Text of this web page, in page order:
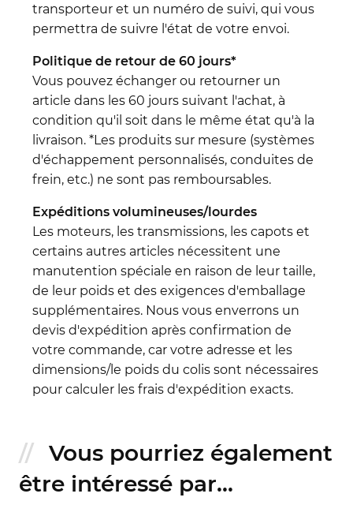
transporteur et un numéro de suivi, qui vous
permettra de suivre l'état de votre envoi.
Politique de retour de 60 jours*
Vous pouvez échanger ou retourner un
article dans les 60 jours suivant l'achat, à
condition qu'il soit dans le même état qu'à la
livraison. *Les produits sur mesure (systèmes
d'échappement personnalisés, conduites de
frein, etc.) ne sont pas remboursables.
Expéditions volumineuses/lourdes
Les moteurs, les transmissions, les capots et
certains autres articles nécessitent une
manutention spéciale en raison de leur taille,
de leur poids et des exigences d'emballage
supplémentaires. Nous vous enverrons un
devis d'expédition après confirmation de
votre commande, car votre adresse et les
dimensions/le poids du colis sont nécessaires
pour calculer les frais d'expédition exacts.
Vous pourriez également
être intéressé par...